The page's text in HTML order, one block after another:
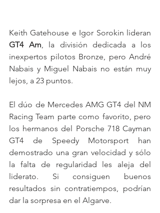
GT4 Am, la división dedicada a los
inexpertos pilotos Bronze, pero André
Nabais y Miguel Nabais no están muy
lejos, a 23 puntos.
El dúo de Mercedes AMG GT4 del NM
Racing Team parte como favorito, pero
los hermanos del Porsche 718 Cayman
GT4 de Speedy Motorsport han
demostrado una gran velocidad y sólo
la falta de regularidad les aleja del
liderato. Si consiguen buenos
resultados sin contratiempos, podrían
dar la sorpresa en el Algarve.